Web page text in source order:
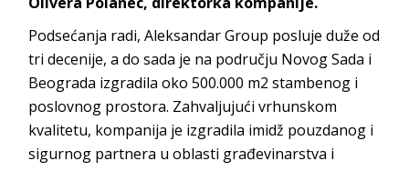
Podsećanja radi, Aleksandar Group posluje duže od
tri decenije, a do sada je na području Novog Sada i
Beograda izgradila oko 500.000 m2 stambenog i
poslovnog prostora. Zahvaljujući vrhunskom
kvalitetu, kompanija je izgradila imidž pouzdanog i
sigurnog partnera u oblasti građevinarstva i